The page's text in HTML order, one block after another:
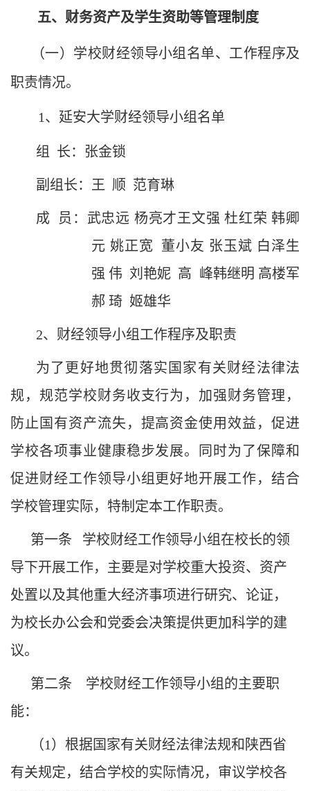
五、财务资产及学生资助等管理制度
（一）学校财经领导小组名单、工作程序及
职责情况。
1、延安大学财经领导小组名单
组 长：张金锁
副组长：王 顺 范育琳
成
员：武忠远 杨亮才王文强 杜红荣 韩卿
元 姚正宽 董小友 张玉斌 白泽生
强 伟 刘艳妮 高 峰韩继明 高楼军
郝 琦 姬雄华
2、财经领导小组工作程序及职责
为了更好地贯彻落实国家有关财经法律法
规，规范学校财务收支行为，加强财务管理，
防止国有资产流失，提高资金使用效益，促进
学校各项事业健康稳步发展。同时为了保障和
促进财经工作领导小组更好地开展工作，结合
学校管理实际，特制定本工作职责。
第一条
学校财经工作领导小组在校长的领
导下开展工作，主要是对学校重大投资、资产
处置以及其他重大经济事项进行研究、论证，
为校长办公会和党委会决策提供更加科学的建
议。
第二条 学校财经工作领导小组的主要职
能：
（1 ）根据国家有关财经法律法规和陕西省
有关规定，结合学校的实际情况，审议学校各